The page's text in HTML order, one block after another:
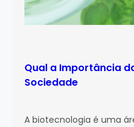
Qual a Importância
Sociedade
A biotecnologia é uma